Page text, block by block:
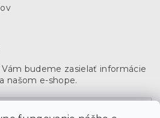
budeme zasielať informácie
našom e-shope.